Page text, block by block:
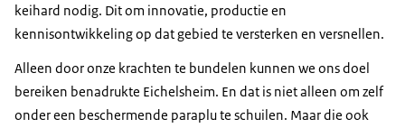
keihard nodig. Dit om innovatie, productie en
kennisontwikkeling op dat gebied te versterken en versnellen.
Alleen door onze krachten te bundelen kunnen we ons doel
bereiken benadrukte Eichelsheim. En dat is niet alleen om zelf
onder een beschermende paraplu te schuilen. Maar die ook